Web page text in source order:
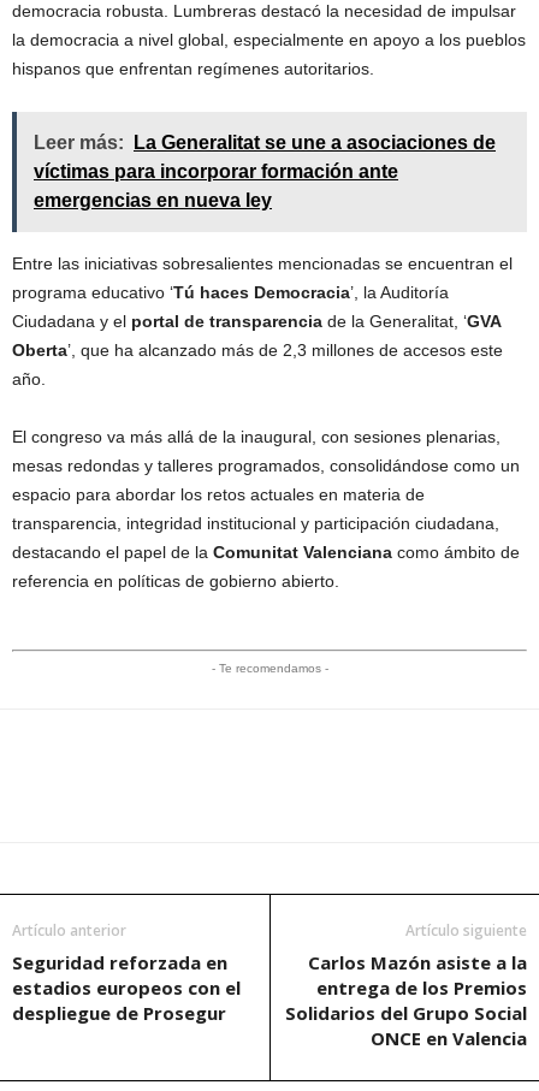
democracia robusta. Lumbreras destacó la necesidad de impulsar
la democracia a nivel global, especialmente en apoyo a los pueblos
hispanos que enfrentan regímenes autoritarios.
Leer más:
La Generalitat se une a asociaciones de
víctimas para incorporar formación ante
emergencias en nueva ley
Entre las iniciativas sobresalientes mencionadas se encuentran el
programa educativo ‘Tú haces Democracia’, la Auditoría
Ciudadana y el portal de transparencia de la Generalitat, ‘GVA
Oberta’, que ha alcanzado más de 2,3 millones de accesos este
año.
El congreso va más allá de la inaugural, con sesiones plenarias,
mesas redondas y talleres programados, consolidándose como un
espacio para abordar los retos actuales en materia de
transparencia, integridad institucional y participación ciudadana,
destacando el papel de la Comunitat Valenciana como ámbito de
referencia en políticas de gobierno abierto.
- Te recomendamos -
Artículo anterior
Seguridad reforzada en
estadios europeos con el
despliegue de Prosegur
Artículo siguiente
Carlos Mazón asiste a la
entrega de los Premios
Solidarios del Grupo Social
ONCE en Valencia